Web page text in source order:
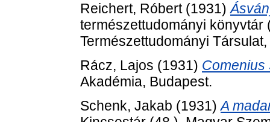
Reichert, Róbert(1931)
természettudományi könyvtár
Természettudományi
Rácz, Lajos (1931) Comenius
Akadémia, Budapest.
Schenk, Jakab (1931)A